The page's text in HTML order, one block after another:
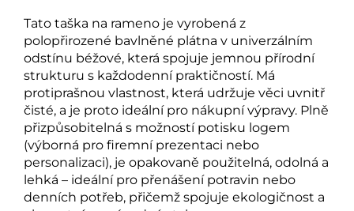
Polonevěřejená Pro Nákup
Tato taška na rameno je vyrobená z
polopřirozené bavlněné plátna v univerzálním
odstínu béžové, která spojuje jemnou přírodní
strukturu s každodenní praktičností. Má
protiprašnou vlastnost, která udržuje věci uvnitř
čisté, a je proto ideální pro nákupní výpravy. Plně
přizpůsobitelná s možností potisku logem
(výborná pro firemní prezentaci nebo
personalizaci), je opakovaně použitelná, odolná a
lehká – ideální pro přenášení potravin nebo
denních potřeb, přičemž spojuje ekologičnost a